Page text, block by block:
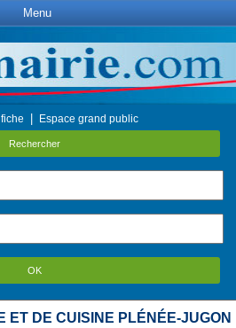
Menu
Espace grand public
Rechercher
OK
ET DE CUISINE PLÉNÉE-JUGON